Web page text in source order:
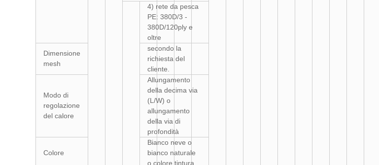
4) rete da pesca
PE: 380D/3 -
380D/120ply e
oltre
Dimensione
mesh
secondo la
richiesta del
cliente.
Modo di
regolazione
del calore
Allungamento
della decima via
(L/W) o
allungamento
della via di
profondità
Colore
Bianco neve o
bianco naturale
o colore tintura